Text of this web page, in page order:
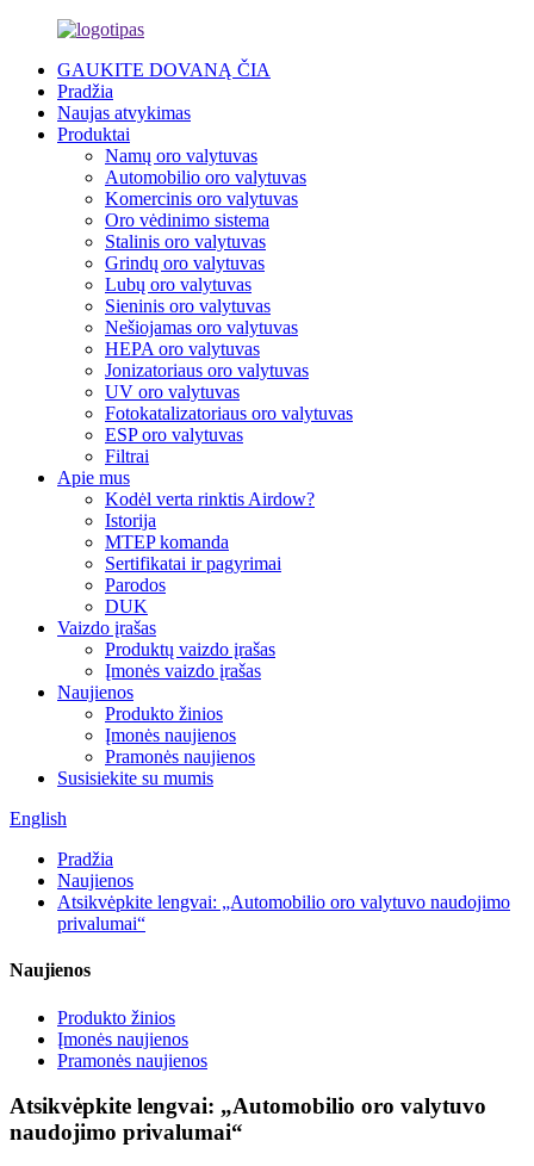
GAUKITE DOVANĄ ČIA
Pradžia
Naujas atvykimas
Produktai
Namų oro valytuvas
Automobilio oro valytuvas
Komercinis oro valytuvas
Oro vėdinimo sistema
Stalinis oro valytuvas
Grindų oro valytuvas
Lubų oro valytuvas
Sieninis oro valytuvas
Nešiojamas oro valytuvas
HEPA oro valytuvas
Jonizatoriaus oro valytuvas
UV oro valytuvas
Fotokatalizatoriaus oro valytuvas
ESP oro valytuvas
Filtrai
Apie mus
Kodėl verta rinktis Airdow?
Istorija
MTEP komanda
Sertifikatai ir pagyrimai
Parodos
DUK
Vaizdo įrašas
Produktų vaizdo įrašas
Įmonės vaizdo įrašas
Naujienos
Produkto žinios
Įmonės naujienos
Pramonės naujienos
Susisiekite su mumis
English
Pradžia
Naujienos
Atsikvėpkite lengvai: „Automobilio oro valytuvo naudojimo
privalumai“
Naujienos
Produkto žinios
Įmonės naujienos
Pramonės naujienos
Atsikvėpkite lengvai: „Automobilio oro valytuvo
naudojimo privalumai“